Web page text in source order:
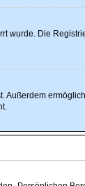
wurde. Die